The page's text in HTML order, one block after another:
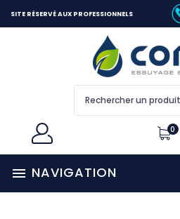
SITE RÉSERVÉ AUX PROFESSIONNELS
0
 NAVIGATION